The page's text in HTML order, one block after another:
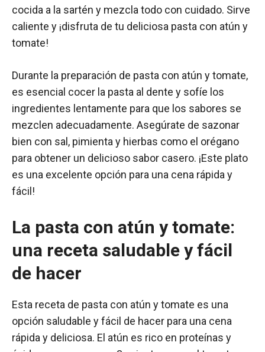
cocida a la sartén y mezcla todo con cuidado. Sirve
caliente y ¡disfruta de tu deliciosa pasta con atún y
tomate!
Durante la preparación de pasta con atún y tomate,
es esencial cocer la pasta al dente y sofíe los
ingredientes lentamente para que los sabores se
mezclen adecuadamente. Asegúrate de sazonar
bien con sal, pimienta y hierbas como el orégano
para obtener un delicioso sabor casero. ¡Este plato
es una excelente opción para una cena rápida y
fácil!
La pasta con atún y tomate:
una receta saludable y fácil
de hacer
Esta receta de pasta con atún y tomate es una
opción saludable y fácil de hacer para una cena
rápida y deliciosa. El atún es rico en proteínas y